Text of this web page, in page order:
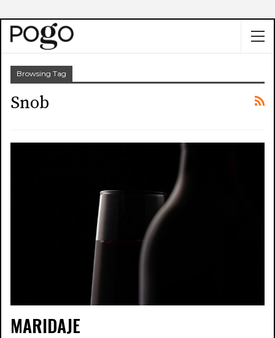
Browsing Tag
Snob
MARIDAJE